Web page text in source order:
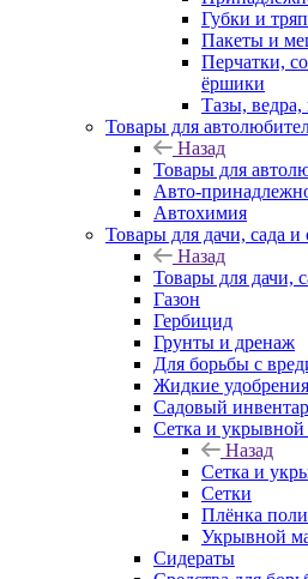
Губки и
Пакеты и
Перчатки,
ёршики
Тазы,
Товары для
Назад
Товары для
Авто-
Автохимия
Товары для дачи, сада и
Назад
Товары для дачи,
Газон
Гербицид
Грунты и дренаж
Для борьбы с
Жидкие удобрения
Садовый
Сетка и укрывной
Назад
Сетка и
Сетки
Плёнка
Укрывной
Сидераты